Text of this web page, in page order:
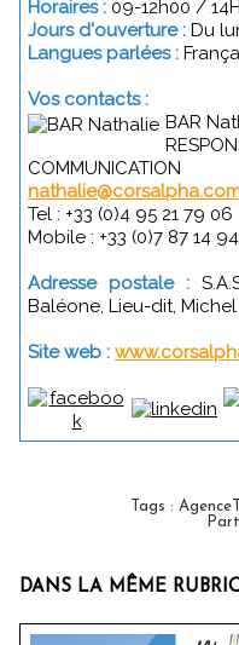
Horaires : 09-12h00 /
Jours d'ouverture : Du
Langues parlées :
Vos contacts :
BAR
COMMUNICATION
Tel : +33 (0)4 95 21 79 06
Mobile : +33 (0)7 87 14
Adresse postale :
Baléone, Lieu-dit,
Site web :
Tags :
DANS LA MÊME